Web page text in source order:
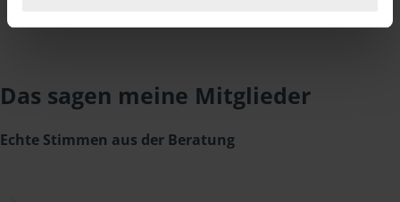
Das sagen meine Mitglieder
Echte Stimmen aus der Beratung